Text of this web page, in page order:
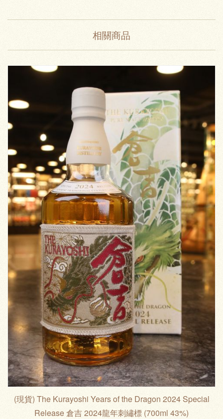
相關商品
(現貨) The Kurayoshi Years of the Dragon 2024 Special
Release 倉吉 2024龍年刺繡標 (700ml 43%)